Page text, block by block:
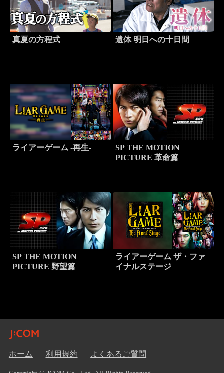
真夏の方程式 遺体 明日への十日間
ライアーゲーム -再生-
SP THE MOTION
PICTURE 革命篇
SP THE MOTION
PICTURE 野望篇
ライアーゲーム ザ・ファ
イナルステージ
ホーム 利用規約 よくあるご質問